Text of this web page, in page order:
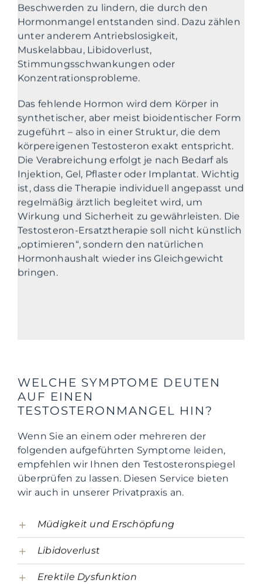
Beschwerden zu lindern, die durch den
Hormonmangel entstanden sind. Dazu zählen
unter anderem Antriebslosigkeit,
Muskelabbau, Libidoverlust,
Stimmungsschwankungen oder
Konzentrationsprobleme.
Das fehlende Hormon wird dem Körper in
synthetischer, aber meist bioidentischer Form
zugeführt – also in einer Struktur, die dem
körpereigenen Testosteron exakt entspricht.
Die Verabreichung erfolgt je nach Bedarf als
Injektion, Gel, Pflaster oder Implantat. Wichtig
ist, dass die Therapie individuell angepasst und
regelmäßig ärztlich begleitet wird, um
Wirkung und Sicherheit zu gewährleisten. Die
Testosteron-Ersatztherapie soll nicht künstlich
„optimieren“, sondern den natürlichen
Hormonhaushalt wieder ins Gleichgewicht
bringen.
WELCHE SYMPTOME DEUTEN
AUF EINEN
TESTOSTERONMANGEL HIN?
Wenn Sie an einem oder mehreren der
folgenden aufgeführten Symptome leiden,
empfehlen wir Ihnen den Testosteronspiegel
überprüfen zu lassen. Diesen Service bieten
wir auch in unserer Privatpraxis an.
Müdigkeit und Erschöpfung
Libidoverlust
Erektile Dysfunktion